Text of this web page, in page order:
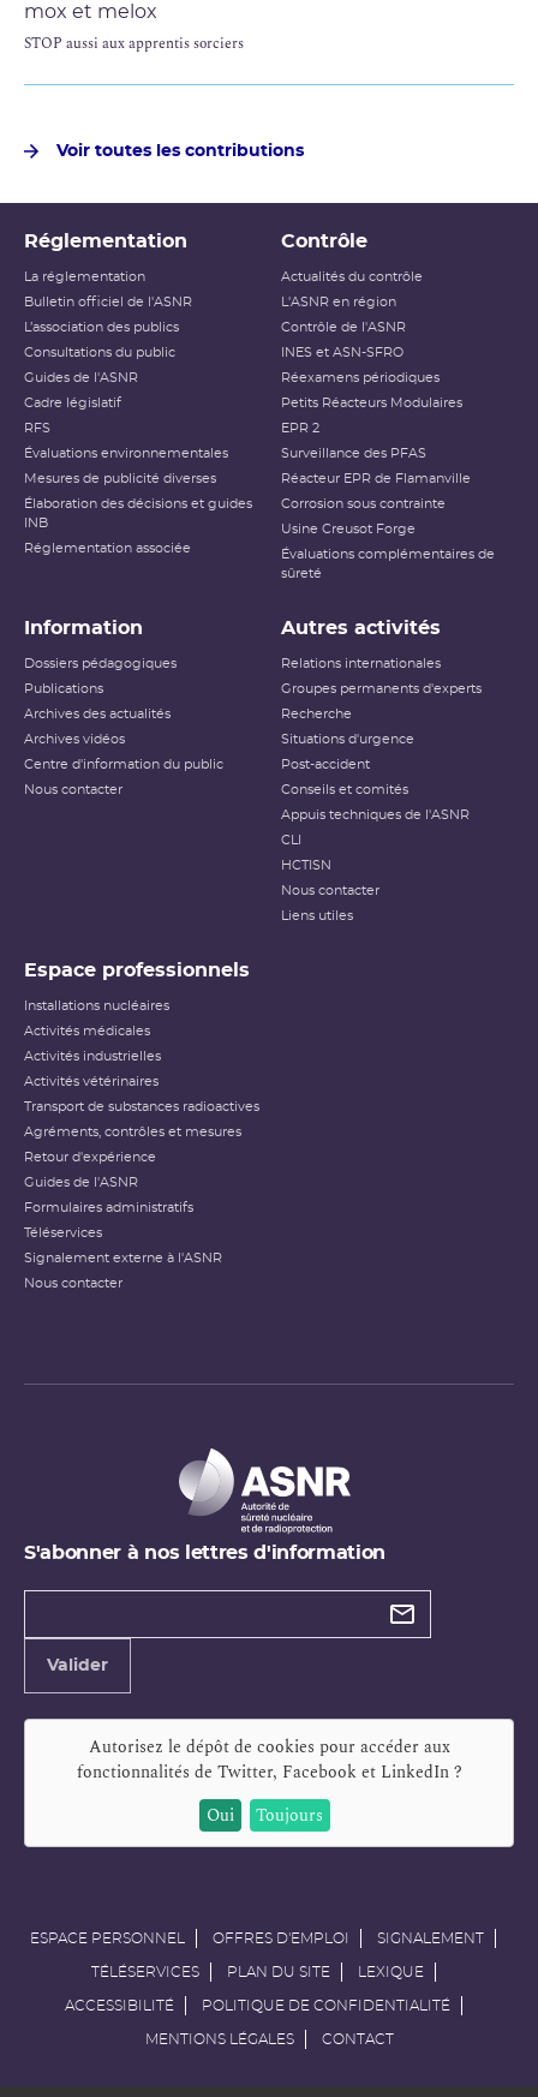
mox et melox
STOP aussi aux apprentis sorciers
Voir toutes les contributions
Réglementation
La réglementation
Bulletin officiel de l'ASNR
L’association des publics
Consultations du public
Guides de l'ASNR
Cadre législatif
RFS
Évaluations environnementales
Mesures de publicité diverses
Élaboration des décisions et guides
INB
Réglementation associée
Contrôle
Actualités du contrôle
L'ASNR en région
Contrôle de l'ASNR
INES et ASN-SFRO
Réexamens périodiques
Petits Réacteurs Modulaires
EPR 2
Surveillance des PFAS
Réacteur EPR de Flamanville
Corrosion sous contrainte
Usine Creusot Forge
Évaluations complémentaires de
sûreté
Information
Dossiers pédagogiques
Publications
Archives des actualités
Archives vidéos
Centre d'information du public
Nous contacter
Autres activités
Relations internationales
Groupes permanents d'experts
Recherche
Situations d'urgence
Post-accident
Conseils et comités
Appuis techniques de l'ASNR
CLI
HCTISN
Nous contacter
Liens utiles
Espace professionnels
Installations nucléaires
Activités médicales
Activités industrielles
Activités vétérinaires
Transport de substances radioactives
Agréments, contrôles et mesures
Retour d'expérience
Guides de l'ASNR
Formulaires administratifs
Téléservices
Signalement externe à l'ASNR
Nous contacter
S'abonner à nos lettres d'information
Types de
Valider
Autorisez le dépôt de cookies pour accéder aux
fonctionnalités de Twitter, Facebook et LinkedIn?
Oui
Toujours
ESPACE PERSONNEL OFFRES D'EMPLOI SIGNALEMENT
TÉLÉSERVICES PLAN DU SITE LEXIQUE
ACCESSIBILITÉ POLITIQUE DE CONFIDENTIALITÉ
MENTIONS LÉGALES CONTACT